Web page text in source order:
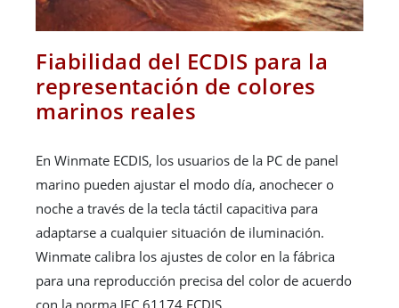
Fiabilidad del ECDIS para la
representación de colores
marinos reales
En Winmate ECDIS, los usuarios de la PC de panel
marino pueden ajustar el modo día, anochecer o
noche a través de la tecla táctil capacitiva para
adaptarse a cualquier situación de iluminación.
Winmate calibra los ajustes de color en la fábrica
para una reproducción precisa del color de acuerdo
con la norma IEC 61174 ECDIS.